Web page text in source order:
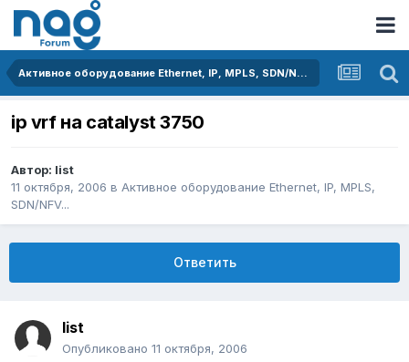
Активное оборудование Ethernet, IP, MPLS, SDN/NFV...
ip vrf на catalyst 3750
Автор: list
11 октября, 2006 в Активное оборудование Ethernet, IP, MPLS,
SDN/NFV...
Ответить
list
Опубликовано 11 октября, 2006